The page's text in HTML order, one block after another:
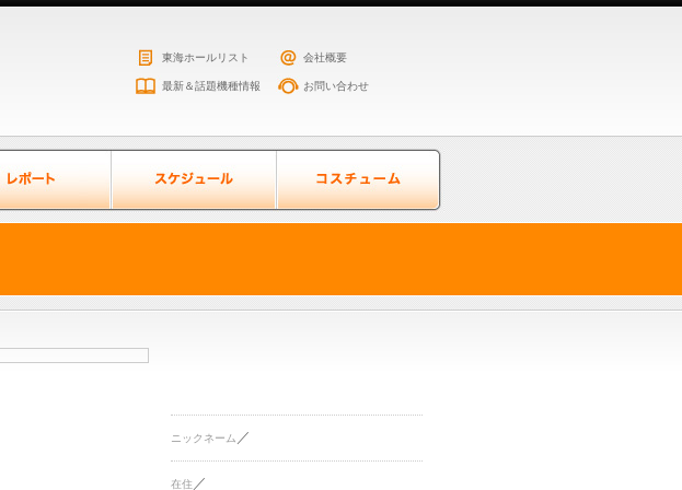
東海ホールリスト 会社概要
最新＆話題機種情報 お問い合わせ
ニックネーム ／
在住 ／